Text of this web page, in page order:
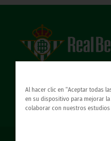
Al hacer clic en “Aceptar todas
en su dispositivo para mejorar
colaborar con nuestros estudios